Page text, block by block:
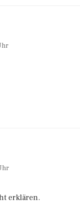
erklären.